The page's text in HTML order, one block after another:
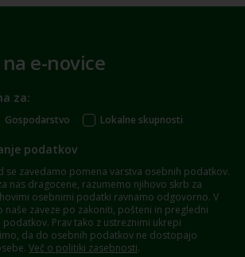
e-novice
za:
Gospodarstvo Lokalne skupnosti
podatkov
se zavedamo pomena varstva osebnih podatkov.
nas dragocene, razumemo njihovo skrb za
osebnimi podatki ravnamo odgovorno. V
naše zaveze po zakoniti, pošteni in pregledni
Prav tako z ustreznimi ukrepi
da do osebnih podatkov ne dostopajo
Več o politiki zasebnosti.